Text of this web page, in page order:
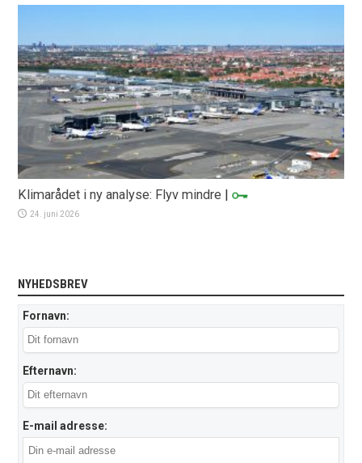
Klimarådet i ny analyse: Flyv mindre |
24. juni 2026
NYHEDSBREV
Fornavn:
Efternavn:
E-mail adresse: